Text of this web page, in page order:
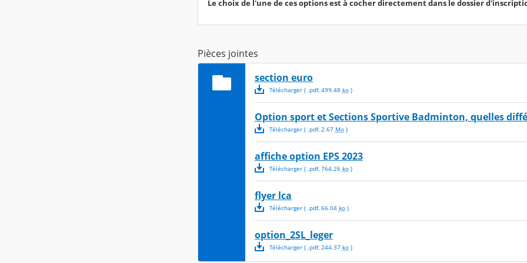
Le choix de l'une de ces options est à cocher directement dans le dossier
Pièces jointes
section euro
Télécharger( .pdf, 499.48 ko)
Option sport et Sections Sportive Badminton, quelles
Télécharger( .pdf, 2.67 Mo)
affiche option EPS 2023
Télécharger( .pdf, 764.26 ko)
flyer lca
Télécharger( .pdf, 66.04 ko)
option_2SL_leger
Télécharger( .pdf, 244.37 ko)